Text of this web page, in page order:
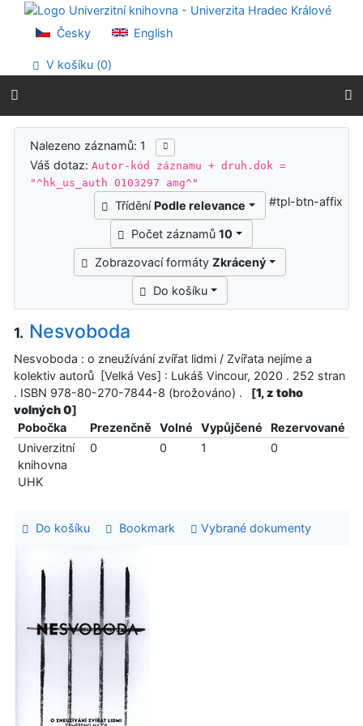
Přejít na obsah
Přejít na menu
Prohlášení o webové přístupnosti
Česky English
V košíku (0)
Výsledky vyhledávání
Nalezeno záznamů: 1
Váš dotaz:Autor-kód záznamu + druh.dok =
"^hk_us_auth 0103297 amg^"
Třídění Podle relevance
Počet záznamů 10
Zobrazovací formáty Zkrácený
Do košíku
#tpl-btn-affix
1. Nesvoboda
Nesvoboda : o zneužívání zvířat lidmi / Zvířata nejíme a
kolektiv autorů [Velká Ves] : Lukáš Vincour, 2020 . 252 stran
. ISBN 978-80-270-7844-8 (brožováno) .
[1, z toho
volných 0]
Pobočka
Prezenčně Volné Vypůjčené
Rezervované
Univerzitní
knihovna
UHK
0 0 1 0
Do košíku Bookmark Vybrané dokumenty